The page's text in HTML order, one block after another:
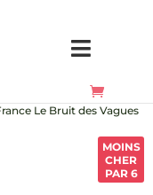
Le Bruit des Vagues
MOINS
CHER
PAR 6